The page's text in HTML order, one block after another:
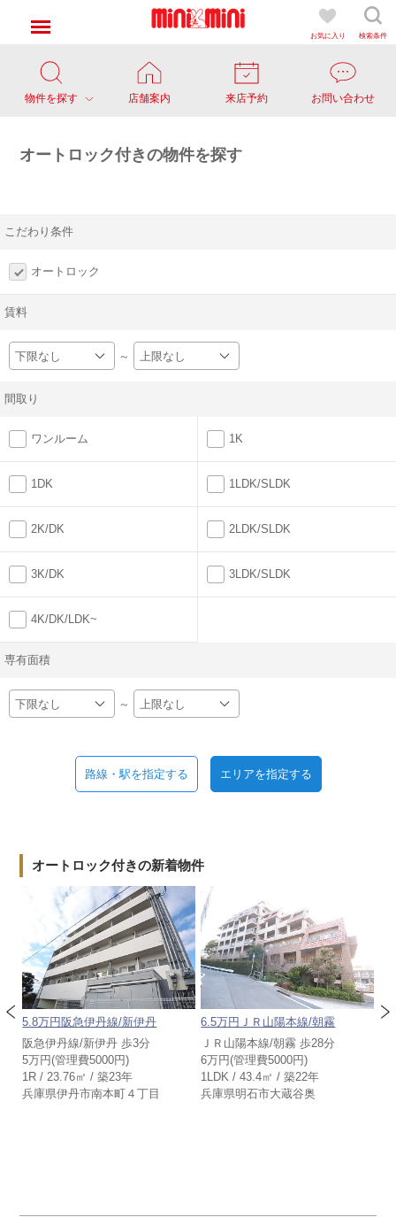
お気に入り 検索条件
物件を探す 店舗案内 来店予約 お問い合わせ
オートロック付きの物件を探す
こだわり条件
オートロック
賃料
～
間取り
ワンルーム 1K
1DK 1LDK/SLDK
2K/DK 2LDK/SLDK
3K/DK 3LDK/SLDK
4K/DK/LDK~
専有面積
～
路線・駅を指定する エリアを指定する
オートロック付きの新着物件
園 5.8万円阪急伊丹線/新伊丹
阪急伊丹線/新伊丹 歩3分
5万円(管理費5000円)
1R / 23.76㎡ / 築23年
兵庫県伊丹市南本町４丁目
6.5万円ＪＲ山陽本線/朝霧
ＪＲ山陽本線/朝霧 歩28分
6万円(管理費5000円)
1LDK / 43.4㎡ / 築22年
兵庫県明石市大蔵谷奥